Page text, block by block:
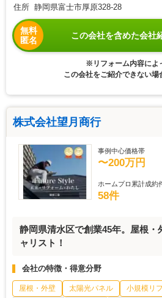
住所 静岡県富士市厚原328-28
無料
匿名
この会社を含めた会社
※リフォーム内容によ
この会社をご紹介できない場
株式会社望月商行
事例中心価格帯
〜200万円
ホームプロ累計成約
58件
静岡県清水区で創業45年。屋根・
ャリスト！
会社の特徴・得意分野
屋根・外壁 太陽光パネル 小規模リ